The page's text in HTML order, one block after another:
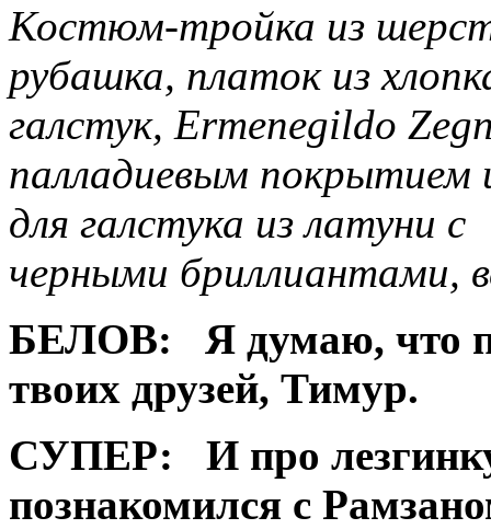
Костюм-тройка из
рубашка, платок из
галстук, Ermenegildo
палладиевым
для галстука из латуни
черными бриллиантами,
БЕЛОВ: Я думаю, что
твоих друзей, Тимур.
СУПЕР:
И про
познакомился с